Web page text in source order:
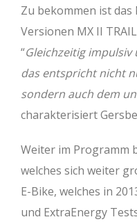
Zu bekommen ist
Versionen MX II
“Gleichzeitig
das entspricht nicht
sondern auch dem
charakterisiert
Weiter im Programm
welches sich weiter
E-Bike, welches in
und ExtraEnergy